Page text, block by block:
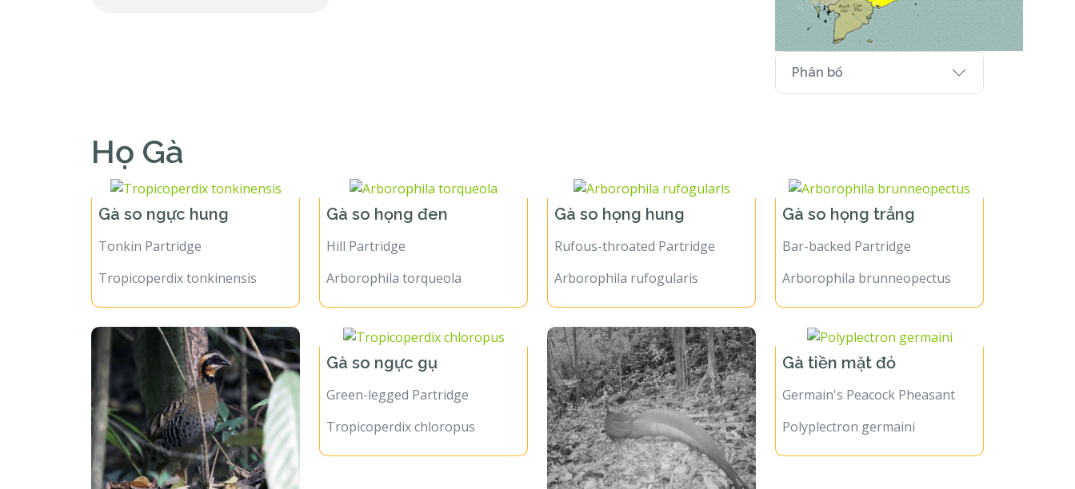
Phân bố
Họ Gà
Gà so ngực hung
Tonkin Partridge
Tropicoperdix tonkinensis
Gà so họng đen
Hill Partridge
Arborophila torqueola
Gà so họng hung
Rufous-throated Partridge
Arborophila rufogularis
Gà so họng trắng
Bar-backed Partridge
Arborophila brunneopectus
Gà so ngực gụ
Green-legged Partridge
Tropicoperdix chloropus
Gà tiền mặt đỏ
Germain's Peacock Pheasant
Polyplectron germaini